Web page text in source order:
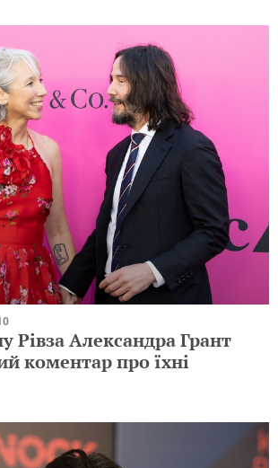
Рівза Александра Грант
коментар про їхні